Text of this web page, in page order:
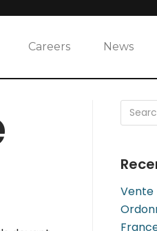
Careers News
Vente